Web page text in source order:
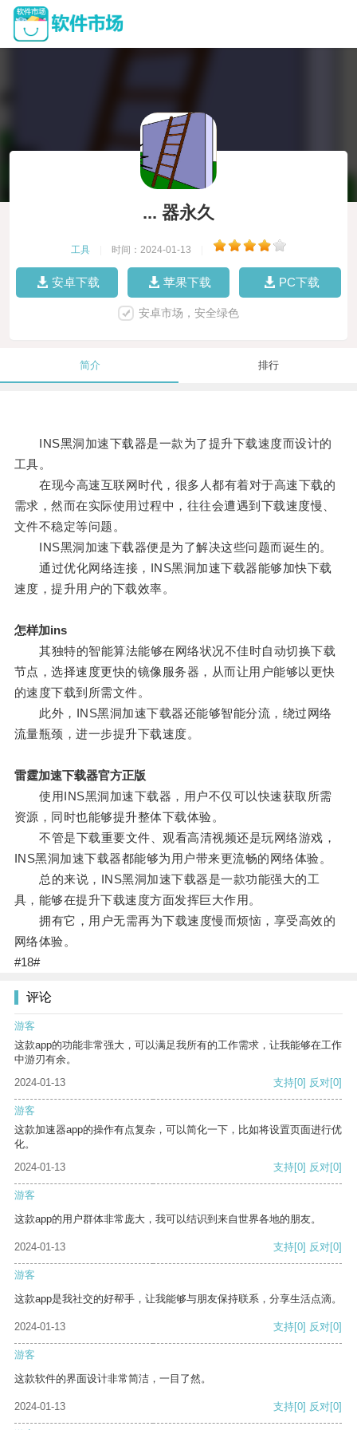
... 器永久
工具 时间：2024-01-13
安卓下载 苹果下载 PC下载
安卓市场，安全绿色
简介 排行
INS黑洞加速下载器是一款为了提升下载速度而设计的
工具。
在现今高速互联网时代，很多人都有着对于高速下载的
需求，然而在实际使用过程中，往往会遭遇到下载速度慢、
文件不稳定等问题。
INS黑洞加速下载器便是为了解决这些问题而诞生的。
通过优化网络连接，INS黑洞加速下载器能够加快下载
速度，提升用户的下载效率。
怎样加ins
其独特的智能算法能够在网络状况不佳时自动切换下载
节点，选择速度更快的镜像服务器，从而让用户能够以更快
的速度下载到所需文件。
此外，INS黑洞加速下载器还能够智能分流，绕过网络
流量瓶颈，进一步提升下载速度。
雷霆加速下载器官方正版
使用INS黑洞加速下载器，用户不仅可以快速获取所需
资源，同时也能够提升整体下载体验。
不管是下载重要文件、观看高清视频还是玩网络游戏，
INS黑洞加速下载器都能够为用户带来更流畅的网络体验。
总的来说，INS黑洞加速下载器是一款功能强大的工
具，能够在提升下载速度方面发挥巨大作用。
拥有它，用户无需再为下载速度慢而烦恼，享受高效的
网络体验。
#18#
评论
游客
这款app的功能非常强大，可以满足我所有的工作需求，让我能够在工作
中游刃有余。
2024-01-13
支持[0] 反对[0]
游客
这款加速器app的操作有点复杂，可以简化一下，比如将设置页面进行优
化。
2024-01-13
支持[0] 反对[0]
游客
这款app的用户群体非常庞大，我可以结识到来自世界各地的朋友。
2024-01-13 支持[0] 反对[0]
游客
这款app是我社交的好帮手，让我能够与朋友保持联系，分享生活点滴。
2024-01-13 支持[0] 反对[0]
游客
这款软件的界面设计非常简洁，一目了然。
2024-01-13 支持[0] 反对[0]